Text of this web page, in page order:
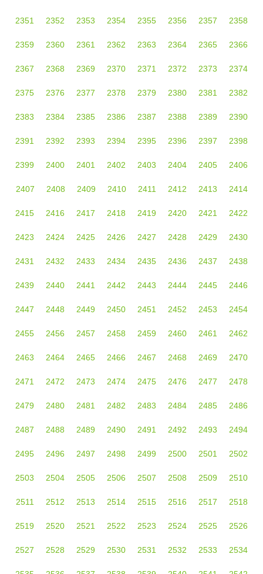
2351 2352 2353 2354 2355 2356 2357 2358
2359 2360 2361 2362 2363 2364 2365 2366
2367 2368 2369 2370 2371 2372 2373 2374
2375 2376 2377 2378 2379 2380 2381 2382
2383 2384 2385 2386 2387 2388 2389 2390
2391 2392 2393 2394 2395 2396 2397 2398
2399 2400 2401 2402 2403 2404 2405 2406
2407 2408 2409 2410 2411 2412 2413 2414
2415 2416 2417 2418 2419 2420 2421 2422
2423 2424 2425 2426 2427 2428 2429 2430
2431 2432 2433 2434 2435 2436 2437 2438
2439 2440 2441 2442 2443 2444 2445 2446
2447 2448 2449 2450 2451 2452 2453 2454
2455 2456 2457 2458 2459 2460 2461 2462
2463 2464 2465 2466 2467 2468 2469 2470
2471 2472 2473 2474 2475 2476 2477 2478
2479 2480 2481 2482 2483 2484 2485 2486
2487 2488 2489 2490 2491 2492 2493 2494
2495 2496 2497 2498 2499 2500 2501 2502
2503 2504 2505 2506 2507 2508 2509 2510
2511 2512 2513 2514 2515 2516 2517 2518
2519 2520 2521 2522 2523 2524 2525 2526
2527 2528 2529 2530 2531 2532 2533 2534